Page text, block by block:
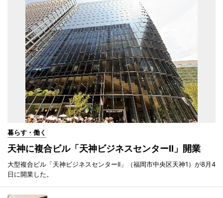
暮らす・働く
天神に複合ビル「天神ビジネスセンターII」開業
大型複合ビル「天神ビジネスセンターII」（福岡市中央区天神1）が8月4
日に開業した。